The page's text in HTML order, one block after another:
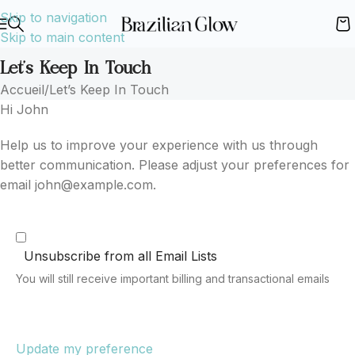
Skip to navigation
Skip to main content
Let’s Keep In Touch
Accueil Let’s Keep In Touch
Hi John
Help us to improve your experience with us through
better communication. Please adjust your preferences for
email john@example.com.
Unsubscribe from all Email Lists
You will still receive important billing and transactional emails
Update my preference